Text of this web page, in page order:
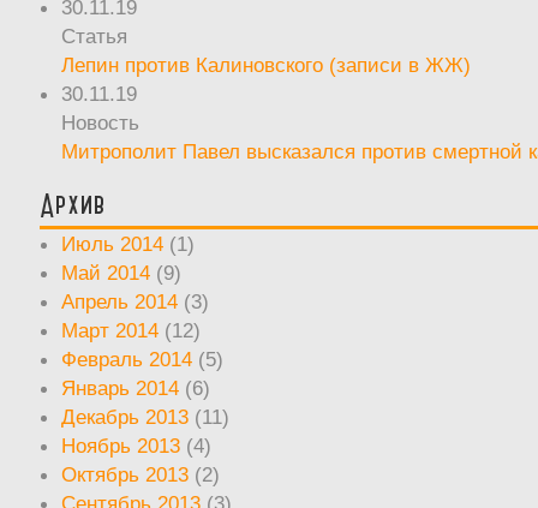
30.11.19
Статья
Лепин против Калиновского (записи в ЖЖ)
30.11.19
Новость
Митрополит Павел высказался против смертной
Архив
Июль 2014 (1)
Май 2014 (9)
Апрель 2014 (3)
Март 2014 (12)
Февраль 2014 (5)
Январь 2014 (6)
Декабрь 2013 (11)
Ноябрь 2013 (4)
Октябрь 2013 (2)
Сентябрь 2013 (3)